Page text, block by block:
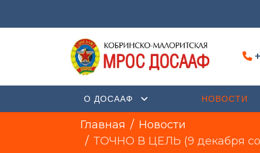
О ДОСААФ НОВОСТИ
Главная
Новости
ТОЧНО В ЦЕЛЬ (9 декабря